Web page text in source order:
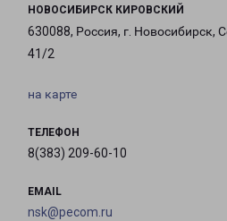
НОВОСИБИРСК КИРОВСКИЙ
630088, Россия, г. Новосибирск,
41/2
на карте
ТЕЛЕФОН
8(383) 209-60-10
EMAIL
nsk@pecom.ru